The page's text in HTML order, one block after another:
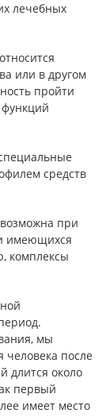
лечебных
или в другом
пройти
средств
при
имеющихся
комплексы
мы
после
длится около
первый
имеет место